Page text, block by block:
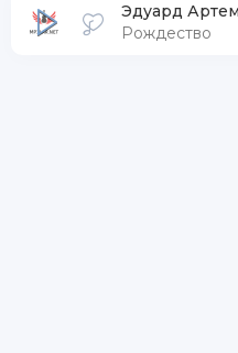
Эдуард
Рождество